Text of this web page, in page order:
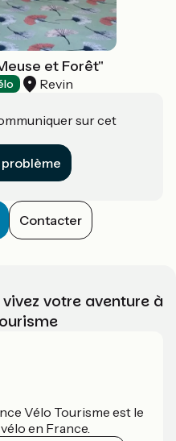
et Forêt"
Revin
sur cet
problème
Contacter
vivez votre aventure à
Vélo Tourisme est le
en France.